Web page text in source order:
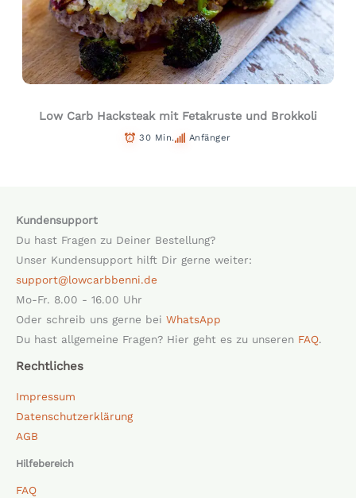
Low Carb Hacksteak mit Fetakruste und Brokkoli
30 Min. Anfänger
Kundensupport
Du hast Fragen zu Deiner Bestellung?
Unser Kundensupport hilft Dir gerne weiter:
support@lowcarbbenni.de
Mo-Fr. 8.00 - 16.00 Uhr
Oder schreib uns gerne bei WhatsApp
Du hast allgemeine Fragen? Hier geht es zu unseren FAQ.
Rechtliches
Impressum
Datenschutzerklärung
AGB
Hilfebereich
FAQ